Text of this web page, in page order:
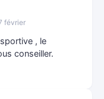
février
, le
conseiller.